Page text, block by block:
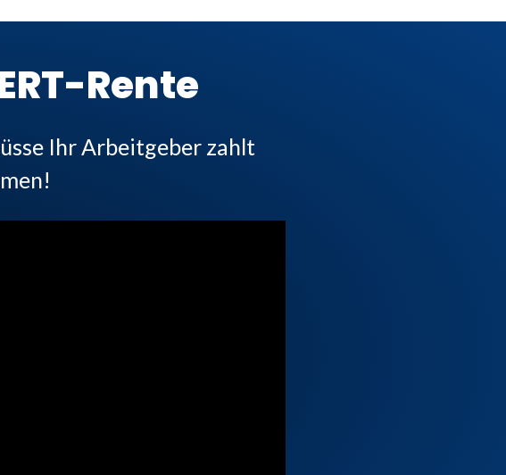
Rente
Ihr Arbeitgeber zahlt